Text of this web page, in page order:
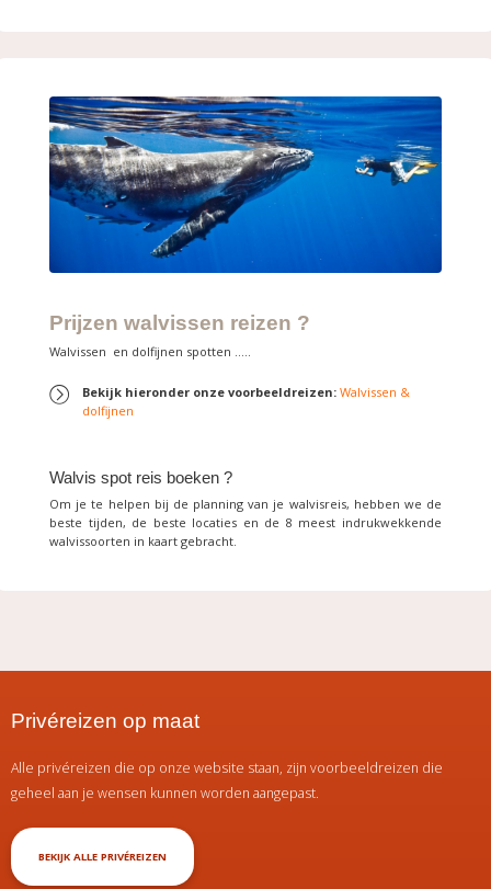
Prijzen walvissen reizen ?
Walvissen en dolfijnen spotten …..
Bekijk hieronder onze voorbeeldreizen: Walvissen &
dolfijnen
Walvis spot reis boeken ?
Om je te helpen bij de planning van je walvisreis, hebben we de
beste tijden, de beste locaties en de 8 meest indrukwekkende
walvissoorten in kaart gebracht.
Privéreizen op maat
Alle privéreizen die op onze website staan, zijn voorbeeldreizen die
geheel aan je wensen kunnen worden aangepast.
BEKIJK ALLE PRIVÉREIZEN